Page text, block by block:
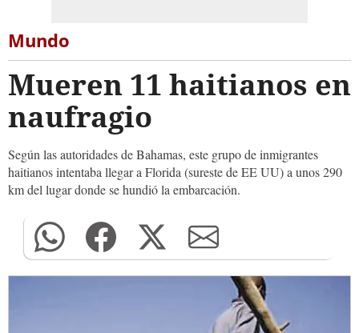
Mundo
Mueren 11 haitianos en
naufragio
Según las autoridades de Bahamas, este grupo de inmigrantes
haitianos intentaba llegar a Florida (sureste de EE UU) a unos 290
km del lugar donde se hundió la embarcación.